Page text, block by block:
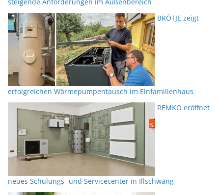
BRÖTJE zeigt
erfolgreichen Wärmepumpentausch im Einfamilienhaus
REMKO eröffnet
neues Schulungs- und Servicecenter in Illschwang